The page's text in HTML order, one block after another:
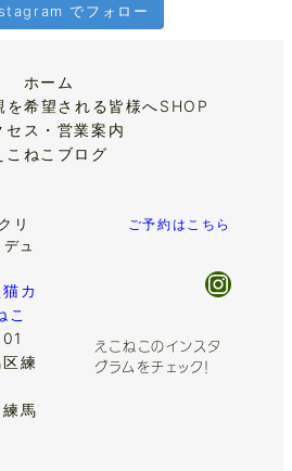
でフォロー
ホーム
を希望される皆様へSHOP
セス・営業案内
こねこブログ
リ
ュ
カ
こ
練
馬
ご予約はこちら
えこねこのインスタ
グラムをチェック！